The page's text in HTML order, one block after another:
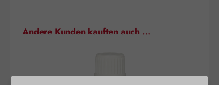
Produktgalerie überspringen
Andere Kunden kauften auch …